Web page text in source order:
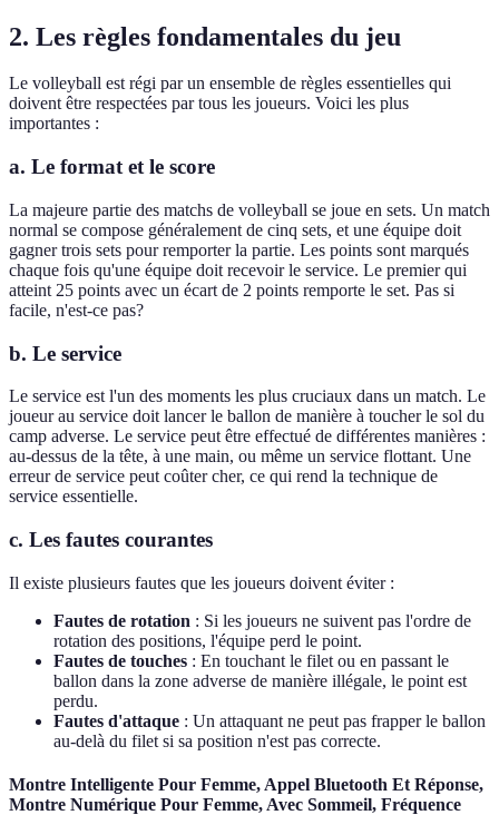
2. Les règles fondamentales du jeu
Le volleyball est régi par un ensemble de règles essentielles qui
doivent être respectées par tous les joueurs. Voici les plus
importantes :
a. Le format et le score
La majeure partie des matchs de volleyball se joue en sets. Un match
normal se compose généralement de cinq sets, et une équipe doit
gagner trois sets pour remporter la partie. Les points sont marqués
chaque fois qu'une équipe doit recevoir le service. Le premier qui
atteint 25 points avec un écart de 2 points remporte le set. Pas si
facile, n'est-ce pas?
b. Le service
Le service est l'un des moments les plus cruciaux dans un match. Le
joueur au service doit lancer le ballon de manière à toucher le sol du
camp adverse. Le service peut être effectué de différentes manières :
au-dessus de la tête, à une main, ou même un service flottant. Une
erreur de service peut coûter cher, ce qui rend la technique de
service essentielle.
c. Les fautes courantes
Il existe plusieurs fautes que les joueurs doivent éviter :
Fautes de rotation : Si les joueurs ne suivent pas l'ordre de
rotation des positions, l'équipe perd le point.
Fautes de touches : En touchant le filet ou en passant le
ballon dans la zone adverse de manière illégale, le point est
perdu.
Fautes d'attaque : Un attaquant ne peut pas frapper le ballon
au-delà du filet si sa position n'est pas correcte.
Montre Intelligente Pour Femme, Appel Bluetooth Et Réponse,
Montre Numérique Pour Femme, Avec Sommeil, Fréquence